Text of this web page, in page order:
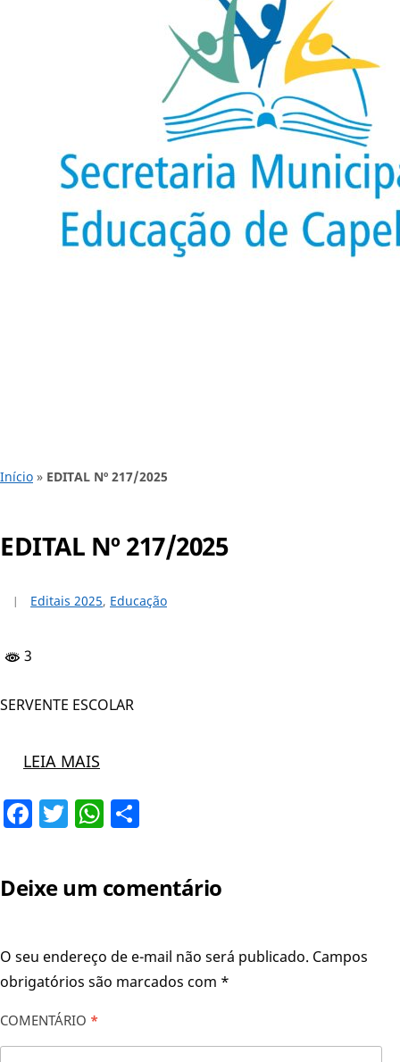
Início » EDITAL Nº 217/2025
EDITAL Nº 217/2025
Editais 2025, Educação
3
SERVENTE ESCOLAR
LEIA MAIS
Facebook
TwitterWhatsApp
Deixe um comentário
O seu endereço de e-mail não será publicado. Campos
obrigatórios são marcados com *
COMENTÁRIO *